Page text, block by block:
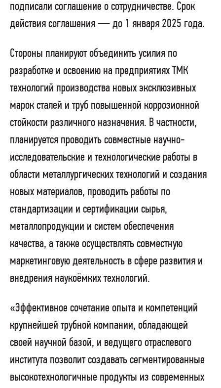
подписали соглашение о сотрудничестве. Срок
действия соглашения — до 1 января 2025 года.
Стороны планируют объединить усилия по
разработке и освоению на предприятиях ТМК
технологий производства новых эксклюзивных
марок сталей и труб повышенной коррозионной
стойкости различного назначения. В частности,
планируется проводить совместные научно-
исследовательские и технологические работы в
области металлургических технологий и создания
новых материалов, проводить работы по
стандартизации и сертификации сырья,
металлопродукции и систем обеспечения
качества, а также осуществлять совместную
маркетинговую деятельность в сфере развития и
внедрения наукоёмких технологий.
«Эффективное сочетание опыта и компетенций
крупнейшей трубной компании, обладающей
своей научной базой, и ведущего отраслевого
института позволит создавать сегментированные
высокотехнологичные продукты из современных